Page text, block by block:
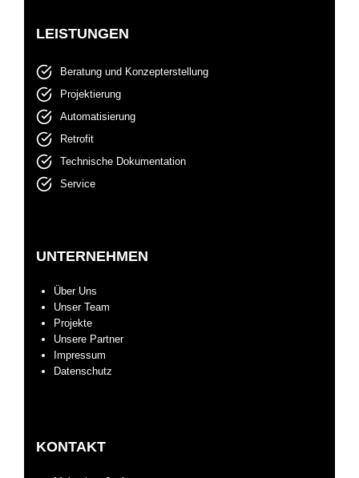
LEISTUNGEN
Beratung und Konzepterstellung
Projektierung
Automatisierung
Retrofit
Technische Dokumentation
Service
UNTERNEHMEN
Über Uns
Unser Team
Projekte
Unsere Partner
Impressum
Datenschutz
KONTAKT